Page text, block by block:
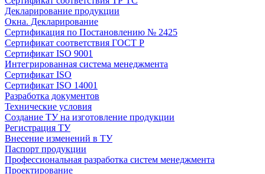
Декларирование продукции
Окна. Декларирование
Сертификация по Постановлению № 2425
Сертификат соответствия ГОСТ Р
Сертификат ISO 9001
Интегрированная система менеджмента
Сертификат ISO
Сертификат ISO 14001
Разработка документов
Технические условия
Создание ТУ на изготовление продукции
Регистрация ТУ
Внесение изменений в ТУ
Паспорт продукции
Профессиональная разработка систем менеджмента
Проектирование